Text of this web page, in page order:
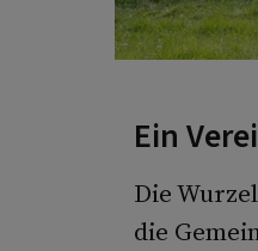
Ein
Die
die